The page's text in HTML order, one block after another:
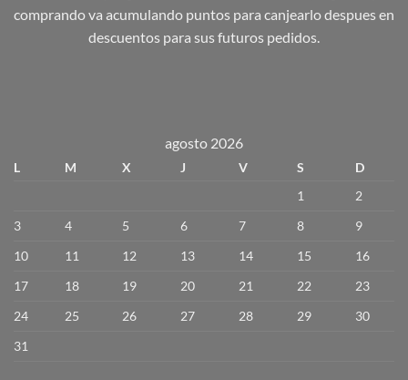
comprando va acumulando puntos para canjearlo despues en
descuentos para sus futuros pedidos.
agosto 2026
L M X J V S
D
1
2
3
4 5 6 7 8
9
10
11 12 13 14 15
16
17
18 19 20 21 22
23
24
25 26 27 28 29
30
31